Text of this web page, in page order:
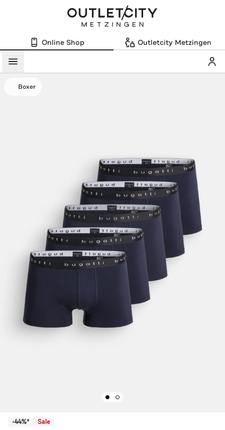
Online Shop Outletcity Metzingen
Menü
Boxer
-44%* Sale